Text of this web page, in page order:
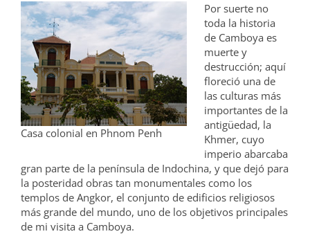
Casa colonial en Phnom Penh
Por suerte no
toda la historia
de Camboya es
muerte y
destrucción; aquí
floreció una de
las culturas más
importantes de la
antigüedad, la
Khmer, cuyo
imperio abarcaba
gran parte de la península de Indochina, y que dejó para
la posteridad obras tan monumentales como los
templos de Angkor, el conjunto de edificios religiosos
más grande del mundo, uno de los objetivos principales
de mi visita a Camboya.